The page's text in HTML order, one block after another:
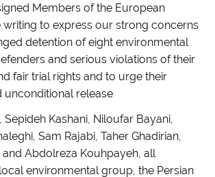
Members of the European
writing to express our strong concerns
detention of eight environmental
and serious violations of their
fair trial rights and to urge their
unconditional release.
Kashani, Niloufar Bayani,
Sam Rajabi, Taher Ghadirian,
and Abdolreza Kouhpayeh, all
environmental group, the Persian